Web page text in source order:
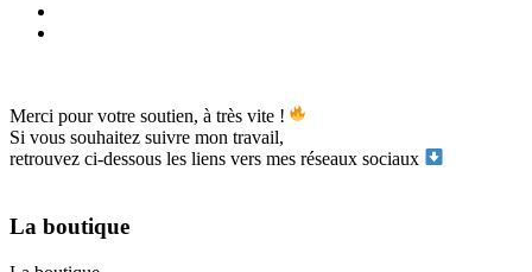
Merci pour votre soutien, à très vite !
Si vous souhaitez suivre mon travail,
retrouvez ci-dessous les liens vers mes réseaux sociaux
La boutique